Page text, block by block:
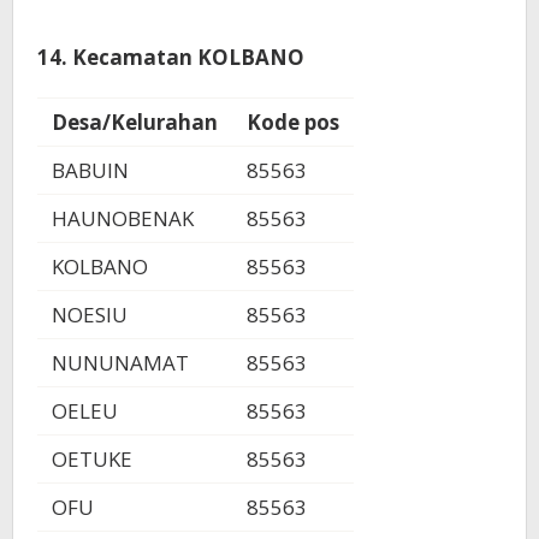
14. Kecamatan KOLBANO
Desa/Kelurahan
Kode pos
BABUIN
85563
HAUNOBENAK
85563
KOLBANO
85563
NOESIU
85563
NUNUNAMAT
85563
OELEU
85563
OETUKE
85563
OFU
85563